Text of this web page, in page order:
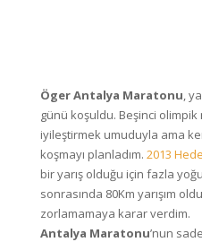
Öger Antalya Maratonu,
günü koşuldu. Beşinci
iyileştirmek umuduyla ama
koşmayı planladım. 2013
bir yarış olduğu için fazla
sonrasında 80Km yarışım
zorlamamaya karar verdim.
Antalya Maratonu’nun